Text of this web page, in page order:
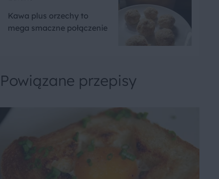
Kawa plus orzechy to
mega smaczne połączenie
Powiązane przepisy